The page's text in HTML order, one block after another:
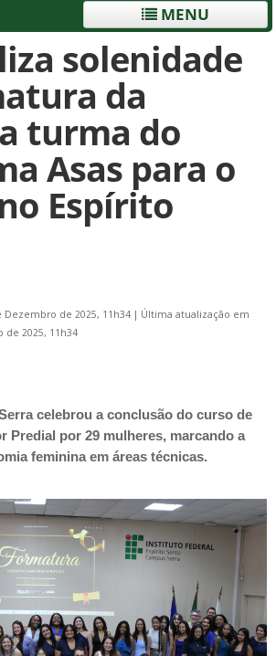
MENU
solenidade
da
turma do
Asas para o
Espírito
Dezembro de 2025, 11h34 | Última atualização em
de 2025, 11h34
celebrou a conclusão do curso de
Predial por 29 mulheres, marcando a
feminina em áreas técnicas.